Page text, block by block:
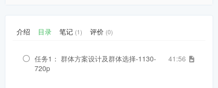
介绍 目录 笔记 (1) 评价 (0)
任务1： 群体方案设计及群体选择-1130-
720p
41:56